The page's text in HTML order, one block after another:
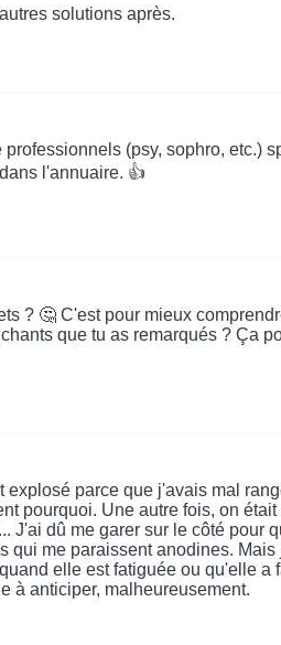
solutions après.
(psy, sophro, etc.)
l'annuaire. 👍
? 🤔 C'est pour mieux
que tu as remarqués ? Ça
parce que j'avais mal
pourquoi. Une autre fois, on
J'ai dû me garer sur le côté pour
qui me paraissent anodines.
elle est fatiguée ou qu'elle a
à anticiper, malheureusement.